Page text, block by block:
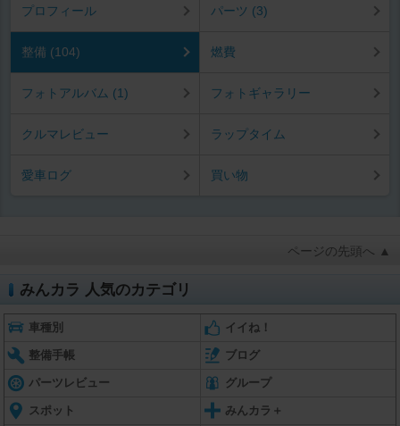
プロフィール パーツ (3)
整備 (104) 燃費
フォトアルバム (1) フォトギャラリー
クルマレビュー ラップタイム
愛車ログ 買い物
ページの先頭へ ▲
みんカラ 人気のカテゴリ
車種別 イイね！
整備手帳 ブログ
パーツレビュー グループ
スポット みんカラ＋